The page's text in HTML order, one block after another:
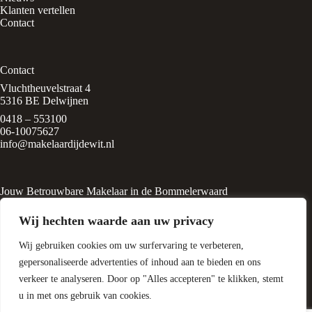
Wij hechten waarde aan uw privacy
Wij gebruiken cookies om uw surfervaring te verbeteren,
gepersonaliseerde advertenties of inhoud aan te bieden en ons
verkeer te analyseren. Door op "Alles accepteren" te klikken, stemt
u in met ons gebruik van cookies.
Klanten vertellen
Contact
Contact
Vluchtheuvelstraat 4
5316 BE Delwijnen
0418 – 553100
06-10075627
info@makelaardijdewit.nl
Jouw Betrouwbare Makelaar in de Bommelerwaard
rustige, groene dorp
geleid door Liesbeth de Wit, een
ervaren makelaar met een passie voor huizen en